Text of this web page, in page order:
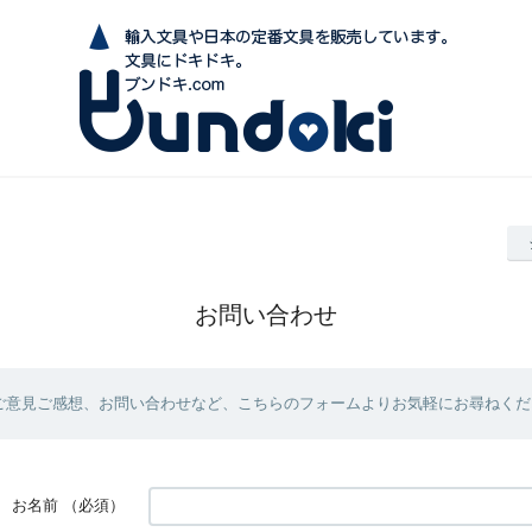
お問い合わせ
見ご感想、お問い合わせなど、こちらのフォームよりお気軽にお尋ねくだ
お名前 （必須）